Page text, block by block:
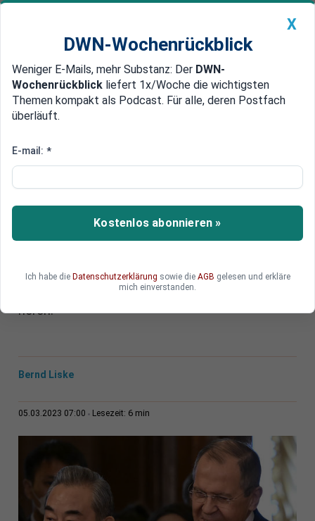
Newsticker MEIN DWN: Geldanlage Premium
Edelmetalle DWN-Magazin China
Das Land der Ahnungslosen: Der
seine mediale Reflektion
Die Natur der Demokratie: Die Dialektik aus
Pressefreiheit – die Freiheit der Journalisten, zu
das gleiche – und freier Meinungsäußerung –
jeder kann sich äußern, aber nicht alle dürfen es
hören.
Bernd Liske
05.03.2023 07:00 Lesezeit: 6 min
X
DWN-Wochenrückblick
Weniger E-Mails, mehr Substanz: Der DWN-
Wochenrückblick liefert 1x/Woche die wichtigsten
Themen kompakt als Podcast. Für alle, deren Postfach
überläuft.
E-mail: *
Kostenlos abonnieren »
Ich habe die Datenschutzerklärung sowie die AGB gelesen und erkläre
mich einverstanden.